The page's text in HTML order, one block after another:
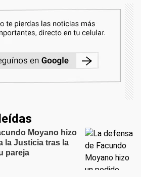
Moyano hizo
la Justicia tras la
pareja